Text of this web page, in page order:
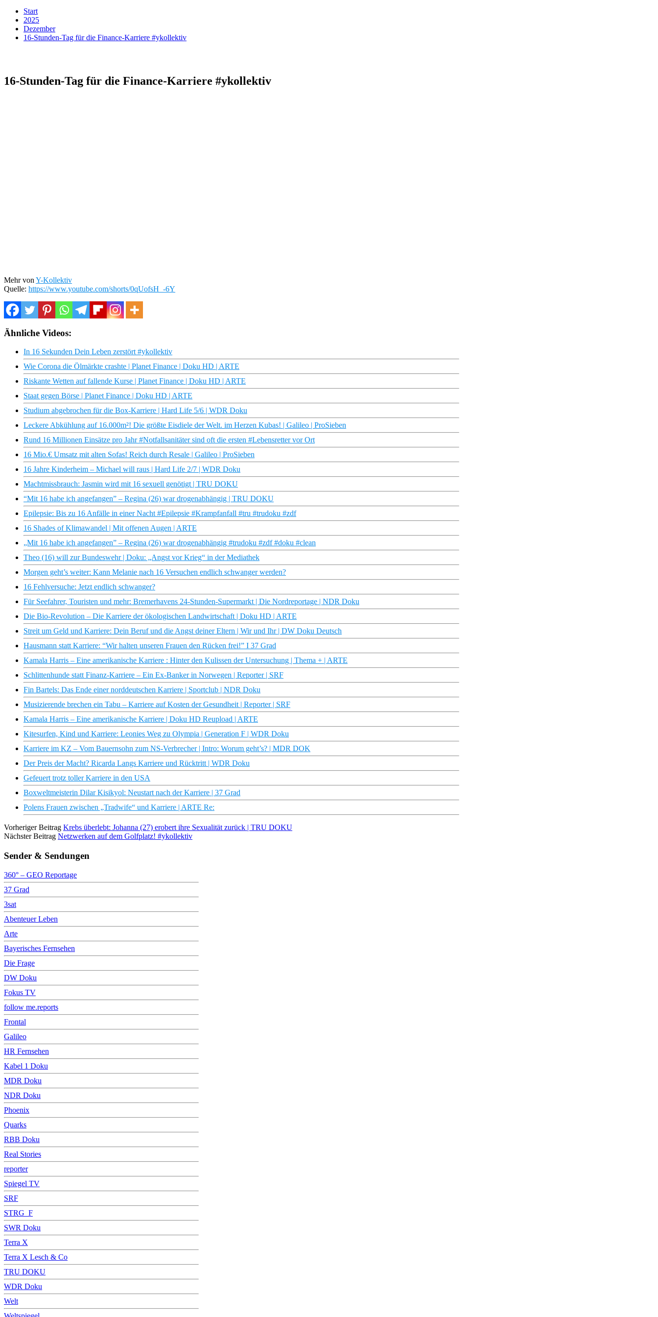
Start
2025
Dezember
16-Stunden-Tag für die Finance-Karriere #ykollektiv
16-Stunden-Tag für die Finance-Karriere #ykollektiv
Mehr von Y-Kollektiv
Quelle: https://www.youtube.com/shorts/0qUofsH_-6Y
Ähnliche Videos:
In 16 Sekunden Dein Leben zerstört #ykollektiv
Wie Corona die Ölmärkte crashte | Planet Finance | Doku HD | ARTE
Riskante Wetten auf fallende Kurse | Planet Finance | Doku HD | ARTE
Staat gegen Börse | Planet Finance | Doku HD | ARTE
Studium abgebrochen für die Box-Karriere | Hard Life 5/6 | WDR Doku
Leckere Abkühlung auf 16.000m²! Die größte Eisdiele der Welt. im Herzen Kubas! | Galileo | ProSieben
Rund 16 Millionen Einsätze pro Jahr #Notfallsanitäter sind oft die ersten #Lebensretter vor Ort
16 Mio.€ Umsatz mit alten Sofas! Reich durch Resale | Galileo | ProSieben
16 Jahre Kinderheim – Michael will raus | Hard Life 2/7 | WDR Doku
Machtmissbrauch: Jasmin wird mit 16 sexuell genötigt | TRU DOKU
“Mit 16 habe ich angefangen” – Regina (26) war drogenabhängig | TRU DOKU
Epilepsie: Bis zu 16 Anfälle in einer Nacht #Epilepsie #Krampfanfall #tru #trudoku #zdf
16 Shades of Klimawandel | Mit offenen Augen | ARTE
„Mit 16 habe ich angefangen” – Regina (26) war drogenabhängig #trudoku #zdf #doku #clean
Theo (16) will zur Bundeswehr | Doku: „Angst vor Krieg“ in der Mediathek
Morgen geht’s weiter: Kann Melanie nach 16 Versuchen endlich schwanger werden?
16 Fehlversuche: Jetzt endlich schwanger?
Für Seefahrer, Touristen und mehr: Bremerhavens 24-Stunden-Supermarkt | Die Nordreportage | NDR Doku
Die Bio-Revolution – Die Karriere der ökologischen Landwirtschaft | Doku HD | ARTE
Streit um Geld und Karriere: Dein Beruf und die Angst deiner Eltern | Wir und Ihr | DW Doku Deutsch
Hausmann statt Karriere: “Wir halten unseren Frauen den Rücken frei!” I 37 Grad
Kamala Harris – Eine amerikanische Karriere : Hinter den Kulissen der Untersuchung | Thema + | ARTE
Schlittenhunde statt Finanz-Karriere – Ein Ex-Banker in Norwegen | Reporter | SRF
Fin Bartels: Das Ende einer norddeutschen Karriere | Sportclub | NDR Doku
Musizierende brechen ein Tabu – Karriere auf Kosten der Gesundheit | Reporter | SRF
Kamala Harris – Eine amerikanische Karriere | Doku HD Reupload | ARTE
Kitesurfen, Kind und Karriere: Leonies Weg zu Olympia | Generation F | WDR Doku
Karriere im KZ – Vom Bauernsohn zum NS-Verbrecher | Intro: Worum geht’s? | MDR DOK
Der Preis der Macht? Ricarda Langs Karriere und Rücktritt | WDR Doku
Gefeuert trotz toller Karriere in den USA
Boxweltmeisterin Dilar Kisikyol: Neustart nach der Karriere | 37 Grad
Polens Frauen zwischen „Tradwife“ und Karriere | ARTE Re:
Vorheriger Beitrag Krebs überlebt: Johanna (27) erobert ihre Sexualität zurück | TRU DOKU
Nächster Beitrag Netzwerken auf dem Golfplatz! #ykollektiv
Sender & Sendungen
360° – GEO Reportage
37 Grad
3sat
Abenteuer Leben
Arte
Bayerisches Fernsehen
Die Frage
DW Doku
Fokus TV
follow me.reports
Frontal
Galileo
HR Fernsehen
Kabel 1 Doku
MDR Doku
NDR Doku
Phoenix
Quarks
RBB Doku
Real Stories
reporter
Spiegel TV
SRF
STRG_F
SWR Doku
Terra X
Terra X Lesch & Co
TRU DOKU
WDR Doku
Welt